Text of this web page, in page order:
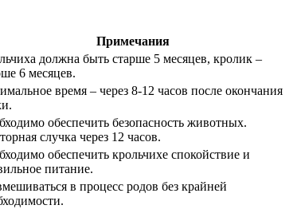
Примечания
должна быть старше 5 месяцев, кролик –
6 месяцев.
время – через 8-12 часов после окончания
обеспечить безопасность животных.
случка через 12 часов.
обеспечить крольчихе спокойствие и
питание.
в процесс родов без крайней